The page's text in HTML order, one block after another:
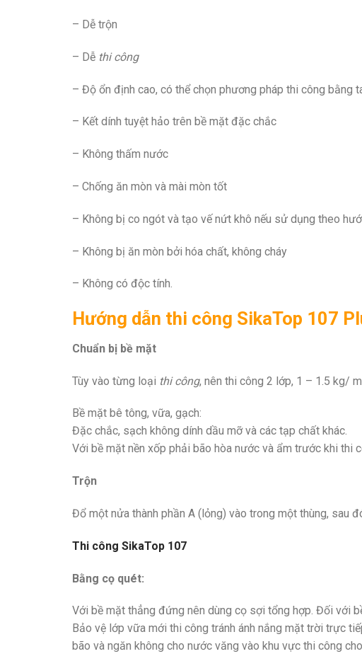
– Dễ trộn
– Dễ thi công
– Độ ổn định cao, có thể chọn phương pháp thi công bằng
– Kết dính tuyệt hảo trên bề mặt đặc chắc
– Không thấm nước
– Chống ăn mòn và mài mòn tốt
– Không bị co ngót và tạo vế nứt khô nếu sử dụng theo
– Không bị ăn mòn bởi hóa chất, không cháy
– Không có độc tính.
Hướng dẫn thi công SikaTop 107
Chuẩn bị bề mặt
Tùy vào từng loại thi công, nên thi công 2 lớp, 1 – 1.5 kg/
Bề mặt bê tông, vữa, gạch:
Đặc chắc, sạch không dính dầu mỡ và các tạp chất khác.
Với bề mặt nền xốp phải bão hòa nước và ẩm trước khi thi
Trộn
Đổ một nửa thành phần A (lỏng) vào trong một thùng, sau
Thi công SikaTop 107
Bằng cọ quét:
Với bề mặt thẳng đứng nên dùng cọ sợi tổng hợp. Đối với
Bảo vệ lớp vữa mới thi công tránh ánh nắng mặt trời trực
bão và ngăn không cho nước văng vào khu vực thi công